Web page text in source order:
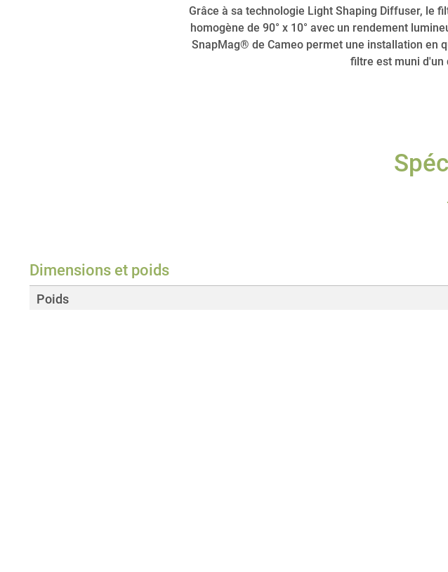
Grâce à sa technologie Light Shaping Diffuser, le
homogène de 90° x 10° avec un rendement
SnapMag® de Cameo permet une installation en
filtre est muni d'un
Dimensions et poids
Poids